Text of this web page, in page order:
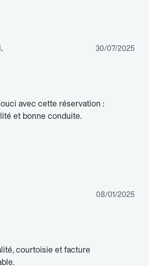
30/07/2025
avec cette réservation :
et bonne conduite.
08/01/2025
courtoisie et facture